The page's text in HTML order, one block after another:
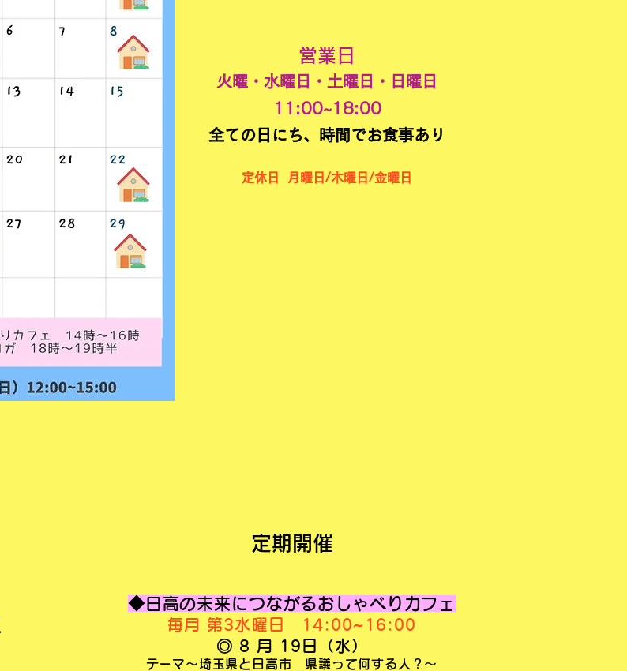
営業日
火曜・水曜日・土曜日・日曜日​
11:00~18:00
全ての日にち、時間でお食事あり
定休日 月曜日/木曜日/金曜日
定期開催
◆日高の未来につながるおしゃべりカフェ
毎月 第3水曜日 14:00~ 16:00
◎ 8 月 19日（水）
テーマ〜埼玉県と日高市 県議って何する人？〜